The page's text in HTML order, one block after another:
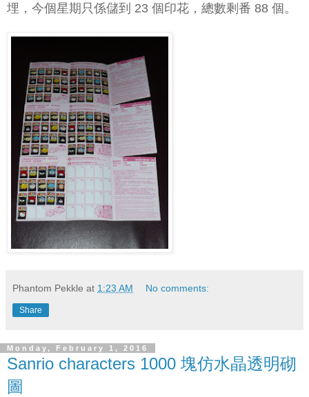
埋，今個星期只係儲到 23 個印花，總數剩番 88 個。
Phantom Pekkle at 1:23 AM No comments:
Share
Monday, February 1, 2016
Sanrio characters 1000 塊仿水晶透明砌
圖